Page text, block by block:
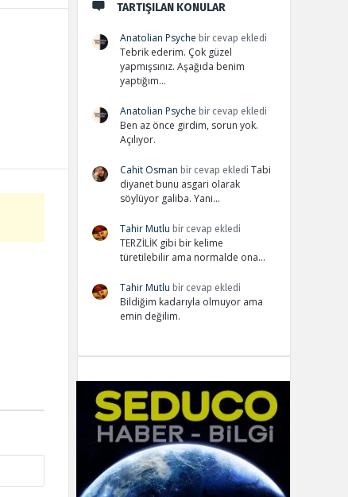
TARTIŞILAN KONULAR
Anatolian Psyche bir cevap ekledi
Tebrik ederim. Çok güzel
yapmışsınız. Aşağıda benim
yaptığım…
Anatolian Psyche bir cevap ekledi
Ben az önce girdim, sorun yok.
Açılıyor.
Cahit Osman bir cevap ekledi Tabi
diyanet bunu asgari olarak
söylüyor galiba. Yani…
Tahir Mutlu bir cevap ekledi
TERZİLİK gibi bir kelime
türetilebilir ama normalde ona…
Tahir Mutlu bir cevap ekledi
Bildiğim kadarıyla olmuyor ama
emin değilim.
Adv
234x60